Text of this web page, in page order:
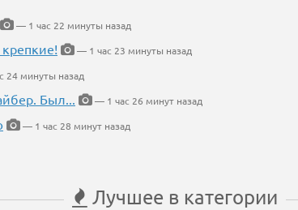
— 1 час 22 минуты назад
крепкие!
— 1 час 23 минуты назад
24 минуты назад
Был...
— 1 час 26 минут назад
— 1 час 28 минут назад
Лучшее в категории